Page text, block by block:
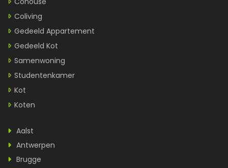
Coliving
Gedeeld Appartement
Gedeeld Kot
Samenwoning
Studentenkamer
Kot
Koten
Aalst
Antwerpen
Brugge